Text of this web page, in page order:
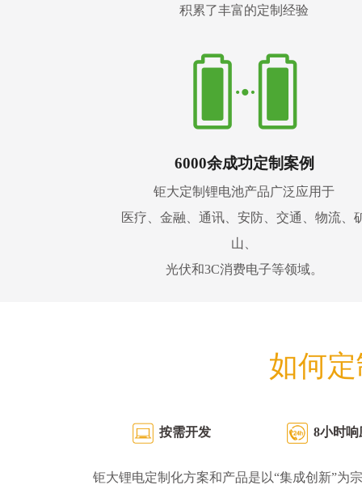
积累了丰富的定制经验
6000余成功定制案例
钜大定制锂电池产品广泛应用于
医疗、金融、通讯、安防、交通、物流、
山、
光伏和3C消费电子等领域。
如何
按需开发 8小时响
钜大锂电定制化方案和产品是以“集成创新”为